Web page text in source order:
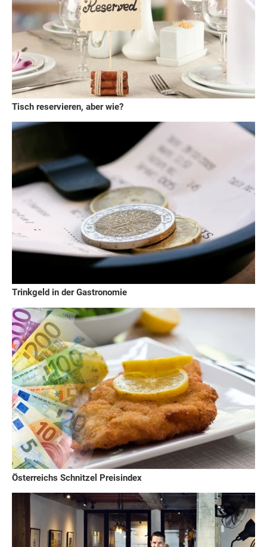
Tisch reservieren, aber wie?
Trinkgeld in der Gastronomie
Österreichs Schnitzel Preisindex